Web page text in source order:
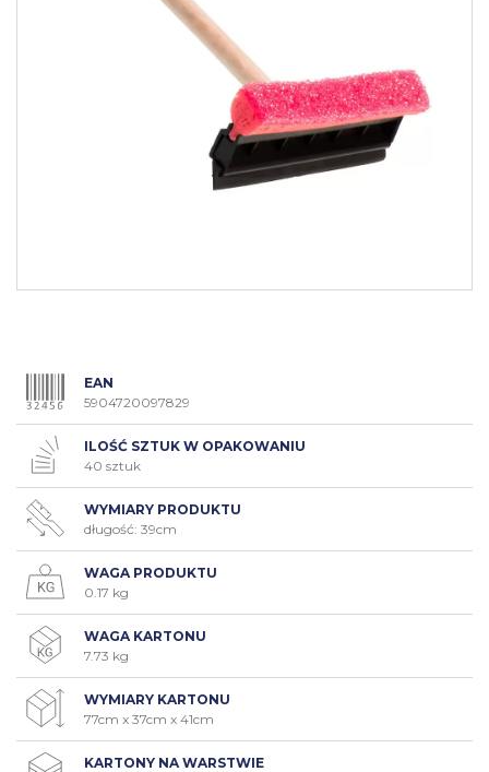
EAN
5904720097829
ILOŚĆ SZTUK W OPAKOWANIU
40 sztuk
WYMIARY PRODUKTU
długość: 39cm
WAGA PRODUKTU
0.17 kg
WAGA KARTONU
7.73 kg
WYMIARY KARTONU
77cm x 37cm x 41cm
KARTONY NA WARSTWIE